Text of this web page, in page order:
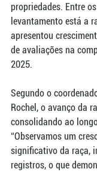
propriedades. Entre
levantamento está a
apresentou
de avaliações na
2025.
Segundo o
Rochel, o avanço da
consolidando ao
“Observamos um
significativo da raça,
registros, o que